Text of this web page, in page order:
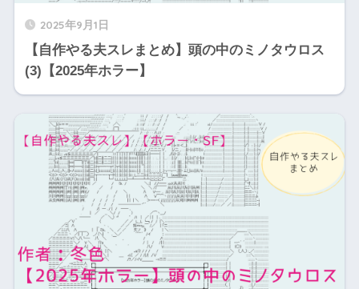
2025年9月1日
【自作やる夫スレまとめ】頭の中のミノタウロス
(3)【2025年ホラー】